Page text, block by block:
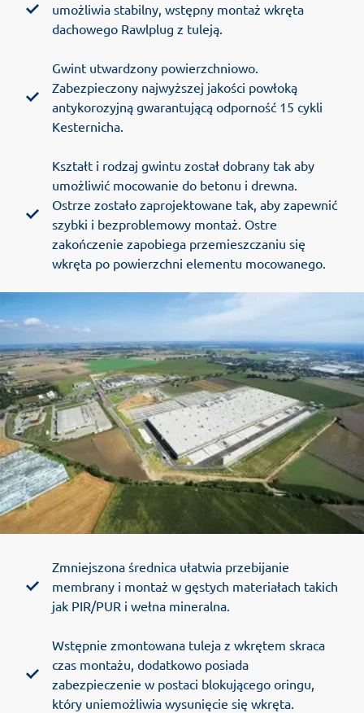
umożliwia stabilny, wstępny montaż wkręta
dachowego Rawlplug z tuleją.
Gwint utwardzony powierzchniowo.
Zabezpieczony najwyższej jakości powłoką
antykorozyjną gwarantującą odporność 15 cykli
Kesternicha.
Kształt i rodzaj gwintu został dobrany tak aby
umożliwić mocowanie do betonu i drewna.
Ostrze zostało zaprojektowane tak, aby zapewnić
szybki i bezproblemowy montaż. Ostre
zakończenie zapobiega przemieszczaniu się
wkręta po powierzchni elementu mocowanego.
Zmniejszona średnica ułatwia przebijanie
membrany i montaż w gęstych materiałach takich
jak PIR/PUR i wełna mineralna.
Wstępnie zmontowana tuleja z wkrętem skraca
czas montażu, dodatkowo posiada
zabezpieczenie w postaci blokującego oringu,
który uniemożliwia wysunięcie się wkręta.